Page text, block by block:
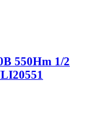
550Hm 1/2